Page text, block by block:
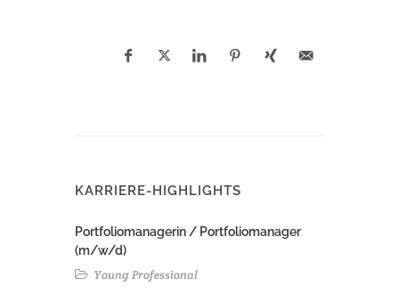
KARRIERE-HIGHLIGHTS
Portfoliomanagerin / Portfoliomanager
(m/w/d)
Young Professional